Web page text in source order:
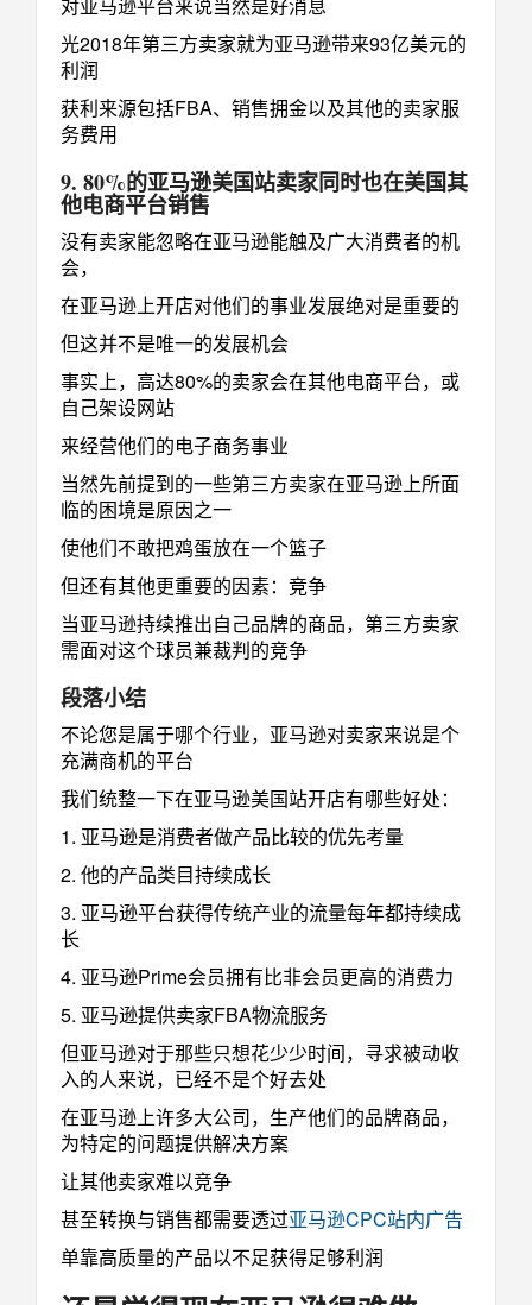
光2018年第三方卖家就为亚马逊带来93亿美元的
利润
获利来源包括FBA、销售拥金以及其他的卖家服
务费用
9. 80%的亚马逊美国站卖家同时也在美国其
他电商平台销售
没有卖家能忽略在亚马逊能触及广大消费者的机
会，
在亚马逊上开店对他们的事业发展绝对是重要的
但这并不是唯一的发展机会
事实上，高达80%的卖家会在其他电商平台，或
自己架设网站
来经营他们的电子商务事业
当然先前提到的一些第三方卖家在亚马逊上所面
临的困境是原因之一
使他们不敢把鸡蛋放在一个篮子
但还有其他更重要的因素：竞争
当亚马逊持续推出自己品牌的商品，第三方卖家
需面对这个球员兼裁判的竞争
段落小结
不论您是属于哪个行业，亚马逊对卖家来说是个
充满商机的平台
我们统整一下在亚马逊美国站开店有哪些好处：
1. 亚马逊是消费者做产品比较的优先考量
2. 他的产品类目持续成长
3. 亚马逊平台获得传统产业的流量每年都持续成
长
4. 亚马逊Prime会员拥有比非会员更高的消费力
5. 亚马逊提供卖家FBA物流服务
但亚马逊对于那些只想花少少时间，寻求被动收
入的人来说，已经不是个好去处
在亚马逊上许多大公司，生产他们的品牌商品，
为特定的问题提供解决方案
让其他卖家难以竞争
甚至转换与销售都需要透过亚马逊CPC站内广告
单靠高质量的产品以不足获得足够利润